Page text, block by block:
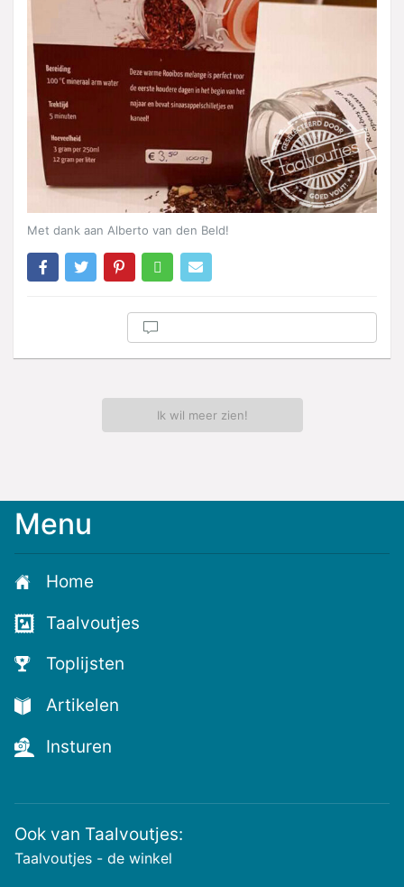
Met dank aan Alberto van den Beld!
Ik wil meer zien!
Meld
voor
de
nieuwste
voutjes
en
de
voutste
nieuwtjes!
Menu
Home
Taalvoutjes
Toplijsten
Artikelen
Insturen
Ook van Taalvoutjes:
Taalvoutjes - de winkel